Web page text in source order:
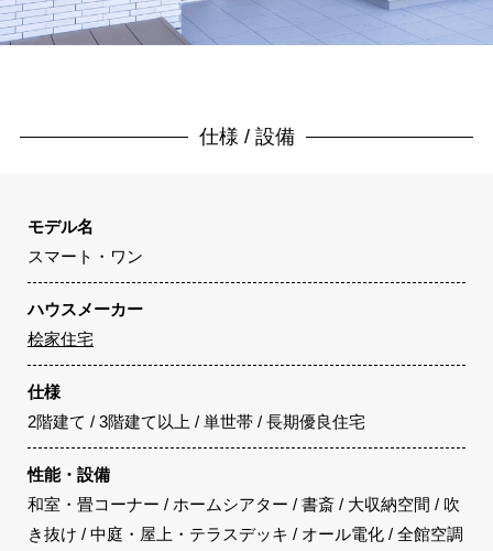
仕様 / 設備
モデル名
スマート・ワン
ハウスメーカー
桧家住宅
仕様
2階建て / 3階建て以上 / 単世帯 / 長期優良住宅
性能・設備
和室・畳コーナー / ホームシアター / 書斎 / 大収納空間 / 吹
き抜け / 中庭・屋上・テラスデッキ / オール電化 / 全館空調